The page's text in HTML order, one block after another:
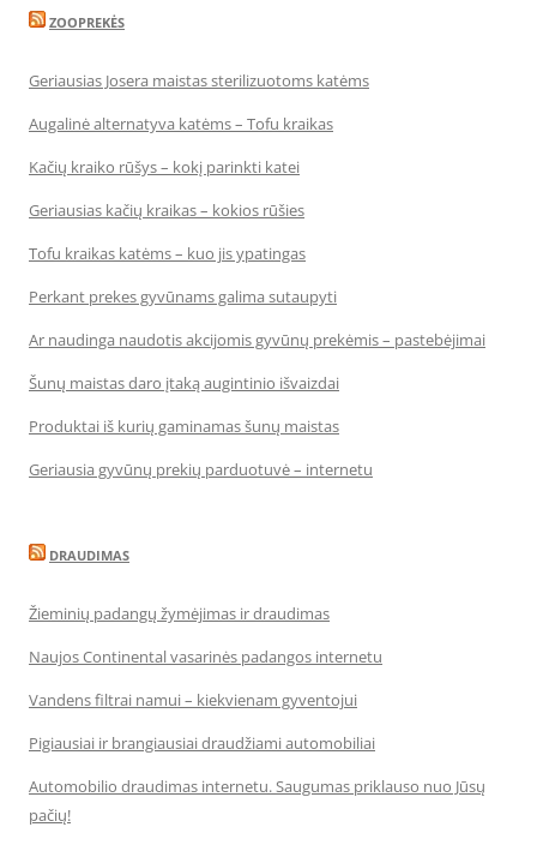
ZOOPREKĖS
Geriausias Josera maistas sterilizuotoms katėms
Augalinė alternatyva katėms – Tofu kraikas
Kačių kraiko rūšys – kokį parinkti katei
Geriausias kačių kraikas – kokios rūšies
Tofu kraikas katėms – kuo jis ypatingas
Perkant prekes gyvūnams galima sutaupyti
Ar naudinga naudotis akcijomis gyvūnų prekėmis – pastebėjimai
Šunų maistas daro įtaką augintinio išvaizdai
Produktai iš kurių gaminamas šunų maistas
Geriausia gyvūnų prekių parduotuvė – internetu
DRAUDIMAS
Žieminių padangų žymėjimas ir draudimas
Naujos Continental vasarinės padangos internetu
Vandens filtrai namui – kiekvienam gyventojui
Pigiausiai ir brangiausiai draudžiami automobiliai
Automobilio draudimas internetu. Saugumas priklauso nuo Jūsų
pačių!